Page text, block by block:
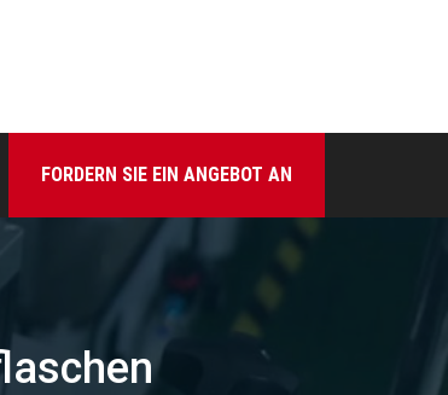
FORDERN SIE EIN ANGEBOT AN